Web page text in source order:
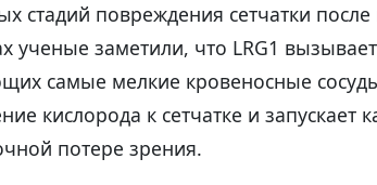
стадий повреждения сетчатки
ученые заметили, что LRG1
самые мелкие кровеносные
кислорода к сетчатке и
потере зрения.